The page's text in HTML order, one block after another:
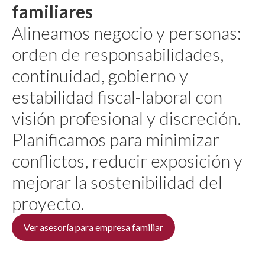
familiares
Alineamos negocio y personas:
orden de responsabilidades,
continuidad, gobierno y
estabilidad fiscal-laboral con
visión profesional y discreción.
Planificamos para minimizar
conflictos, reducir exposición y
mejorar la sostenibilidad del
proyecto.
Ver asesoría para empresa familiar